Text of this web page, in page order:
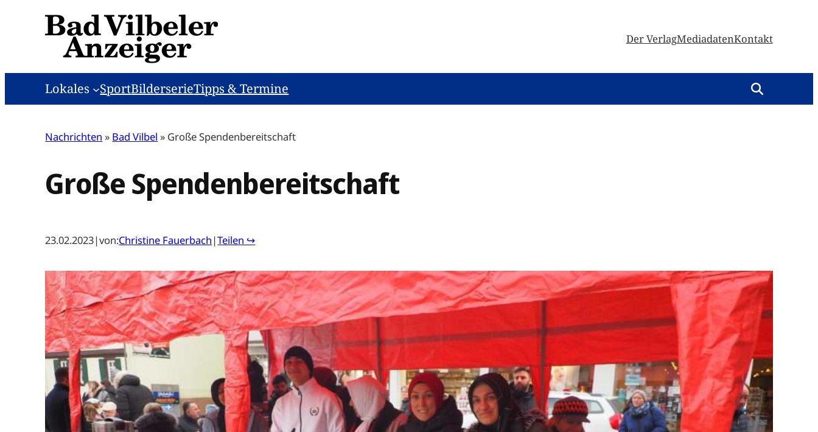
Der VerlagMediadatenKontakt
Lokales SportBilderserieTipps & Termine
Nachrichten » Bad Vilbel » Große Spendenbereitschaft
Große Spendenbereitschaft
23.02.2023|von:Christine Fauerbach |Teilen ↪